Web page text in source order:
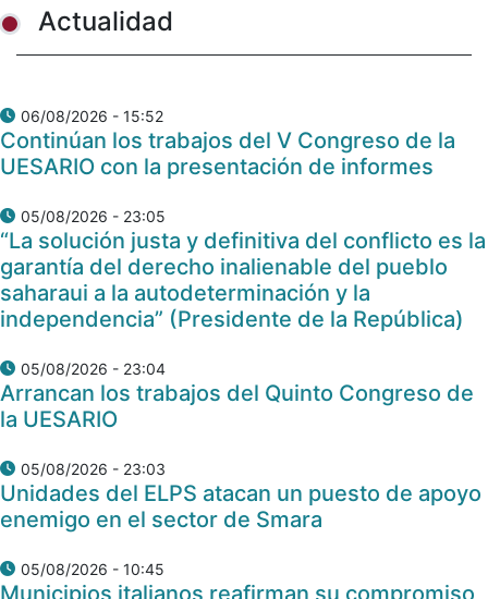
Actualidad
06/08/2026 - 15:52
Continúan los trabajos del V Congreso de la
UESARIO con la presentación de informes
05/08/2026 - 23:05
“La solución justa y definitiva del conflicto es la
garantía del derecho inalienable del pueblo
saharaui a la autodeterminación y la
independencia” (Presidente de la República)
05/08/2026 - 23:04
Arrancan los trabajos del Quinto Congreso de
la UESARIO
05/08/2026 - 23:03
Unidades del ELPS atacan un puesto de apoyo
enemigo en el sector de Smara
05/08/2026 - 10:45